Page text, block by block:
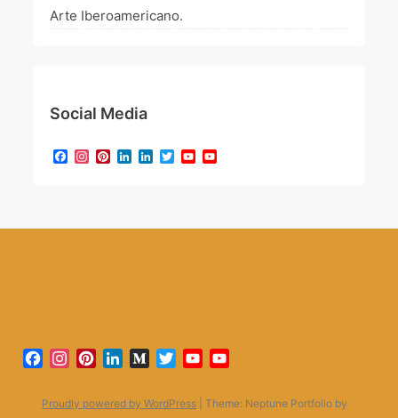
Arte Iberoamericano.
Social Media
Facebook
Instagram
Pinterest
LinkedIn
LinkedIn
TwitterYouTube
Facebook
Instagram
PinterestLinkedInMediumTwitterYouTube
Proudly powered by WordPress Theme: Neptune Portfolio by